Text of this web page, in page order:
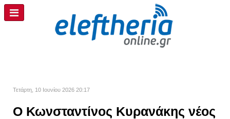
Τετάρτη, 10 Ιουνίου 2026 20:17
Ο Κωνσταντίνος Κυρανάκης νέος